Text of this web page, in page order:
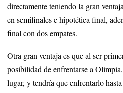
directamente teniendo la gran
en semifinales e hipotética final,
final con dos empates.
Otra gran ventaja es que al ser
posibilidad de enfrentarse a
lugar, y tendría que enfrentarlo